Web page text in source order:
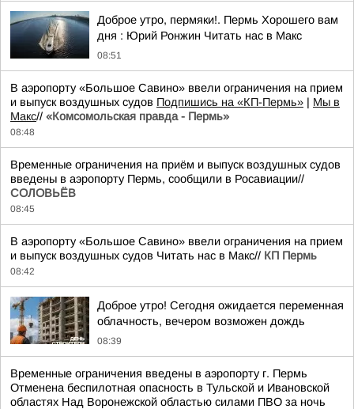
Доброе утро, пермяки!. Пермь Хорошего вам
дня : Юрий Ронжин Читать нас в Макс
08:51
В аэропорту «Большое Савино» ввели ограничения на прием
и выпуск воздушных судов Подпишись на «КП-Пермь» | Мы в
Maкс// «Комсомольская правда - Пермь»
08:48
Временные ограничения на приём и выпуск воздушных судов
введены в аэропорту Пермь, сообщили в Росавиации//
СОЛОВЬЁВ
08:45
В аэропорту «Большое Савино» ввели ограничения на прием
и выпуск воздушных судов Читать нас в Макс// КП Пермь
08:42
Доброе утро! Сегодня ожидается переменная
облачность, вечером возможен дождь
08:39
Временные ограничения введены в аэропорту г. Пермь
Отменена беспилотная опасность в Тульской и Ивановской
областях Над Воронежской областью силами ПВО за ночь